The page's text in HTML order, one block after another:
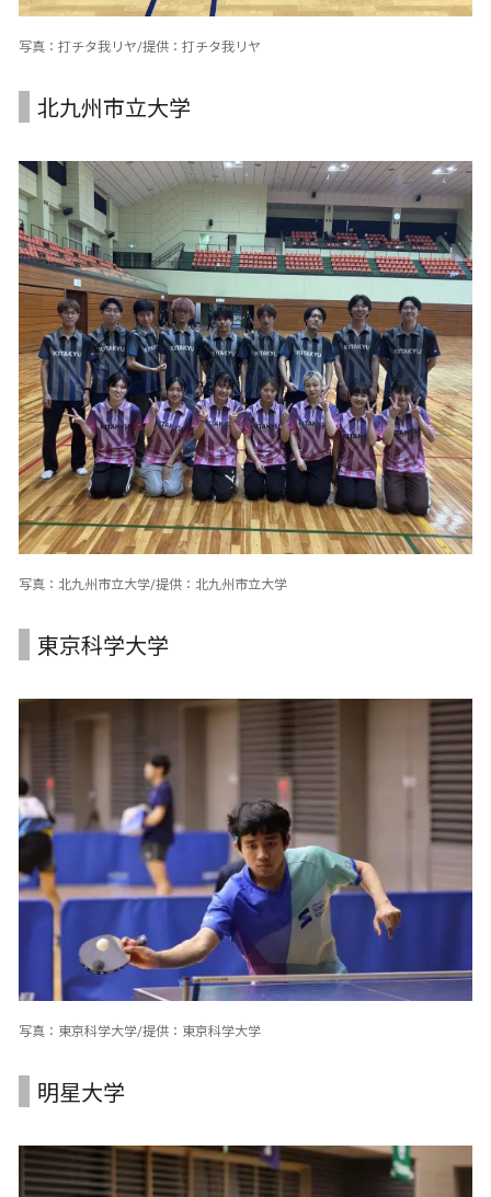
写真：打チタ我リヤ/提供：打チタ我リヤ
北九州市立大学
写真：北九州市立大学/提供：北九州市立大学
東京科学大学
写真：東京科学大学/提供：東京科学大学
明星大学